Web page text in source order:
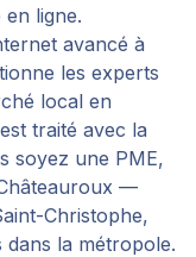
ligne.
avancé à
les experts
local en
traité avec la
soyez une PME,
—
Christophe,
dans la métropole.